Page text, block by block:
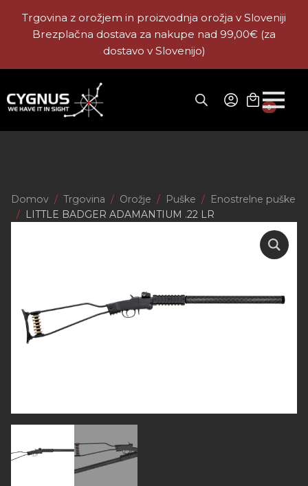
Trgovina z orožjem in proizvodnja orožja v Sloveniji
Brezplačna dostava za nakupe nad 99,00€ (za
dostavo v Slovenijo)
0
Domov Trgovina Orožje Puške
Enostrelne puške
LITTLE BADGER ADAMANTIUM .22 LR